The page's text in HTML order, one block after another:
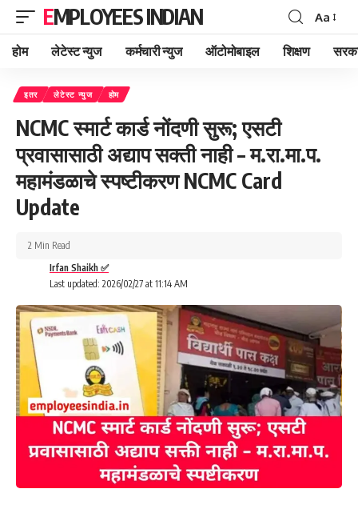
EMPLOYEES INDIAN
Font
Resizer
Aa
होम लेटेस्ट न्युज कर्मचारी न्युज ऑटोमोबाइल शिक्षण
इतर लेटेस्ट न्युज होम
NCMC स्मार्ट कार्ड नोंदणी सुरू; एसटी
प्रवासासाठी अद्याप सक्ती नाही – म.रा.मा.प.
महामंडळाचे स्पष्टीकरण NCMC Card
Update
Last updated: 2026/02/27 at 11:14 AM
Irfan Shaikh ✅
2 Min Read